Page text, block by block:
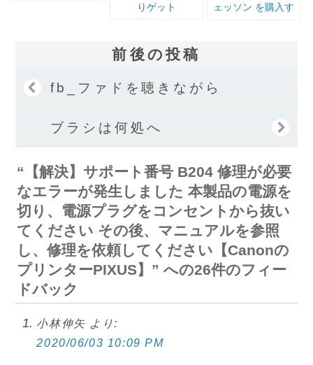
りゲット
ェッソン を購入す
前後の投稿
fb_ファドを聴きながら
ブラシは何処へ
“【解決】サポート番号 B204 修理が必要
なエラーが発生しました 本製品の電源を
切り、電源プラグをコンセントから抜い
てください その後、マニュアルを参照
し、修理を依頼してください【Canonの
プリンターPIXUS】” への26件のフィー
ドバック
小林伸矢 より:
2020/06/03 10:09 PM